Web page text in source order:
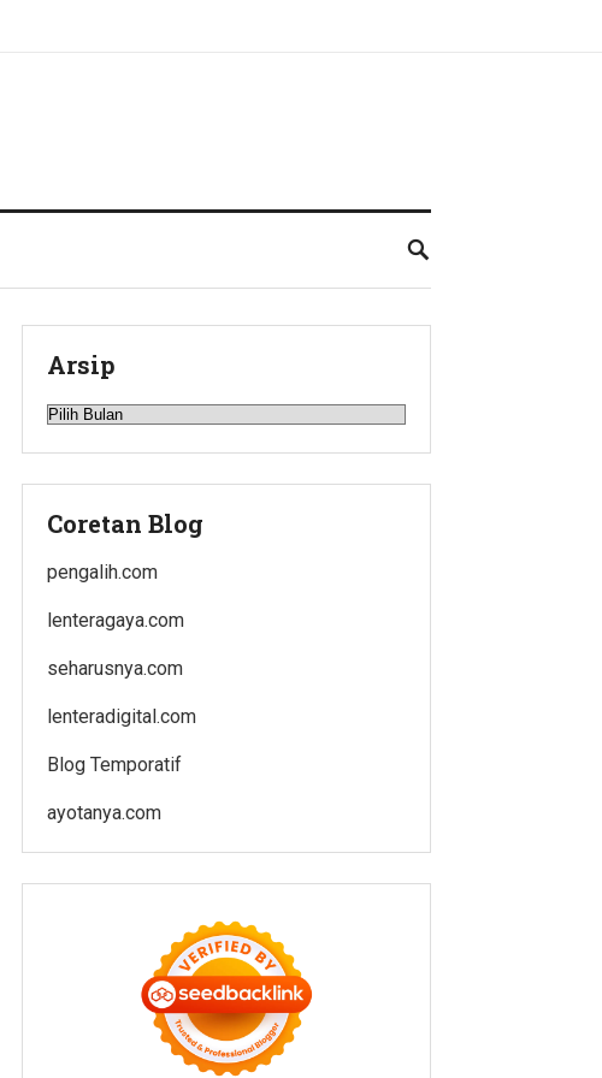
Arsip
Arsip
Coretan Blog
pengalih.com
lenteragaya.com
seharusnya.com
lenteradigital.com
Blog Temporatif
ayotanya.com